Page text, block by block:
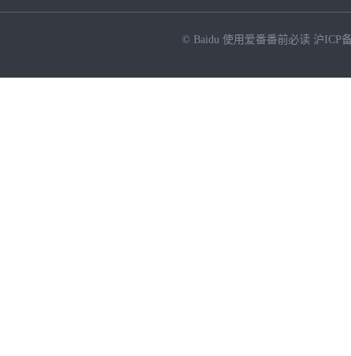
© Baidu 使用爱番番前必读 沪ICP